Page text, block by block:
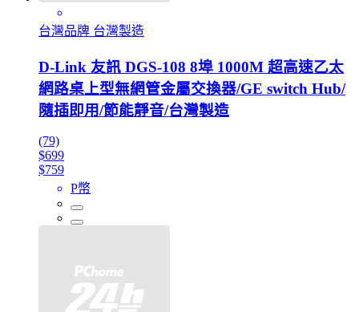
台灣品牌 台灣製造
D-Link 友訊 DGS-108 8埠 1000M 超高速乙太
網路桌上型無網管金屬交換器/GE switch Hub/
隨插即用/節能靜音/台灣製造
(79)
$699
$759
P幣